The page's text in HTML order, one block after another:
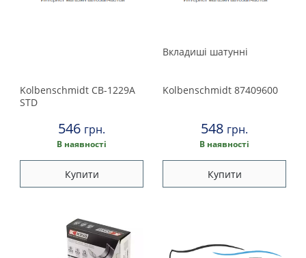
Kolbenschmidt CB-1229A
STD
546 грн.
В наявності
Купити
Вкладишi шатуннi
Kolbenschmidt 87409600
548 грн.
В наявності
Купити